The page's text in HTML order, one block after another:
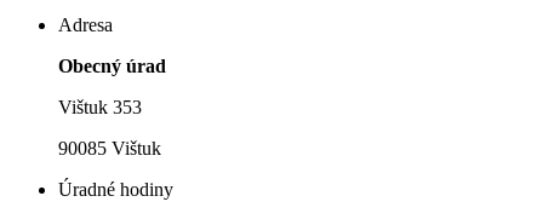
Adresa
Obecný úrad
Vištuk 353
90085 Vištuk
Úradné hodiny